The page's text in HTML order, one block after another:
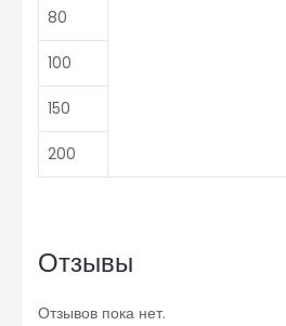
80
100
150
200
Отзывы
Отзывов пока нет.